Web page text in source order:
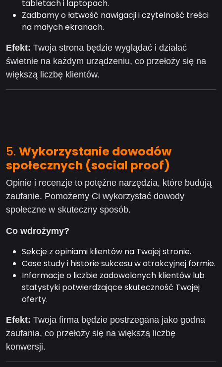
tabletach i laptopach.
Zadbamy o łatwość nawigacji i czytelność treści
na małych ekranach.
Efekt: Twoja strona będzie wyglądać i działać
świetnie na każdym urządzeniu, co przełoży się na
większą liczbę klientów.
5. Wykorzystanie dowodów
społecznych (social proof)
Opinie i recenzje to potężne narzędzia, które budują
zaufanie. Pomożemy Ci wykorzystać dowody
społeczne w skuteczny sposób.
Co wdrożymy?
Sekcje z opiniami klientów na Twojej stronie.
Case study i historie sukcesu w atrakcyjnej formie.
Informacje o liczbie zadowolonych klientów lub
statystyki potwierdzające skuteczność Twojej
oferty.
Efekt: Twoja firma będzie postrzegana jako godna
zaufania, co przełoży się na większą liczbę
konwersji.